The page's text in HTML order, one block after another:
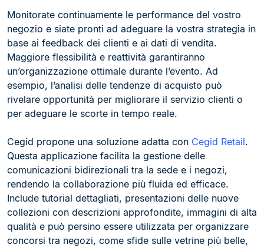
Monitorate continuamente le performance del vostro
negozio e siate pronti ad adeguare la vostra strategia in
base ai feedback dei clienti e ai dati di vendita.
Maggiore flessibilità e reattività garantiranno
un’organizzazione ottimale durante l’evento. Ad
esempio, l’analisi delle tendenze di acquisto può
rivelare opportunità per migliorare il servizio clienti o
per adeguare le scorte in tempo reale.
Cegid propone una soluzione adatta con Cegid Retail.
Questa applicazione facilita la gestione delle
comunicazioni bidirezionali tra la sede e i negozi,
rendendo la collaborazione più fluida ed efficace.
Include tutorial dettagliati, presentazioni delle nuove
collezioni con descrizioni approfondite, immagini di alta
qualità e può persino essere utilizzata per organizzare
concorsi tra negozi, come sfide sulle vetrine più belle,